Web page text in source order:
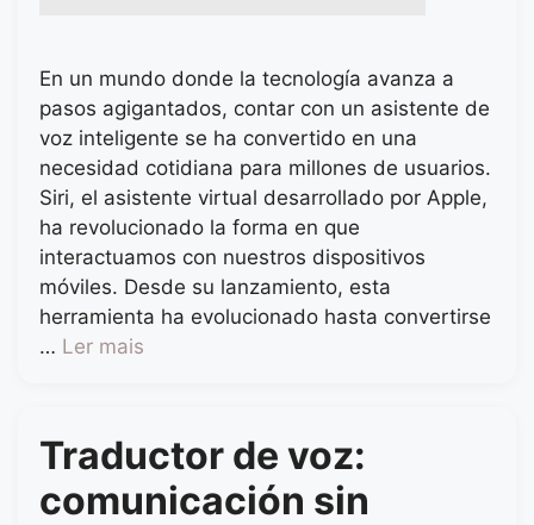
En un mundo donde la tecnología avanza a
pasos agigantados, contar con un asistente de
voz inteligente se ha convertido en una
necesidad cotidiana para millones de usuarios.
Siri, el asistente virtual desarrollado por Apple,
ha revolucionado la forma en que
interactuamos con nuestros dispositivos
móviles. Desde su lanzamiento, esta
herramienta ha evolucionado hasta convertirse
… Ler mais
Traductor de voz:
comunicación sin